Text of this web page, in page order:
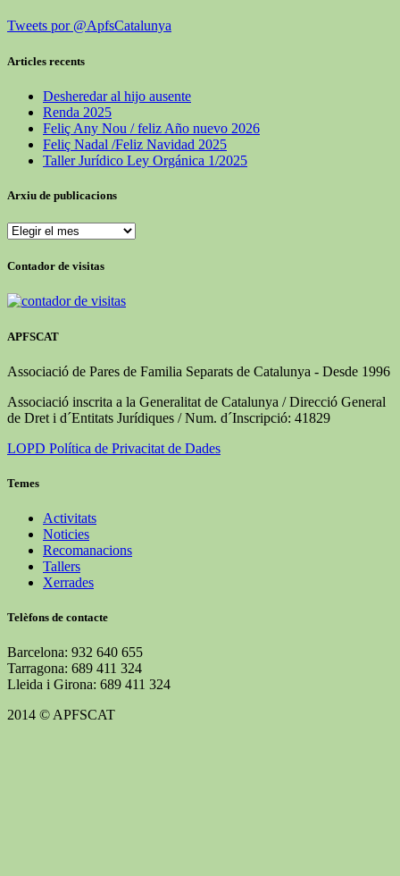
Tweets por @ApfsCatalunya
Articles recents
Desheredar al hijo ausente
Renda 2025
Feliç Any Nou / feliz Año nuevo 2026
Feliç Nadal /Feliz Navidad 2025
Taller Jurídico Ley Orgánica 1/2025
Arxiu de publicacions
Arxiu
publicacions
Contador de visitas
APFSCAT
Associació de Pares de Familia Separats de Catalunya - Desde 1996
Associació inscrita a la Generalitat de Catalunya / Direcció General
de Dret i d´Entitats Jurídiques / Num. d´Inscripció: 41829
LOPD Política de Privacitat de Dades
Temes
Activitats
Noticies
Recomanacions
Tallers
Xerrades
Telèfons de contacte
Barcelona: 932 640 655
Tarragona: 689 411 324
Lleida i Girona: 689 411 324
2014 © APFSCAT